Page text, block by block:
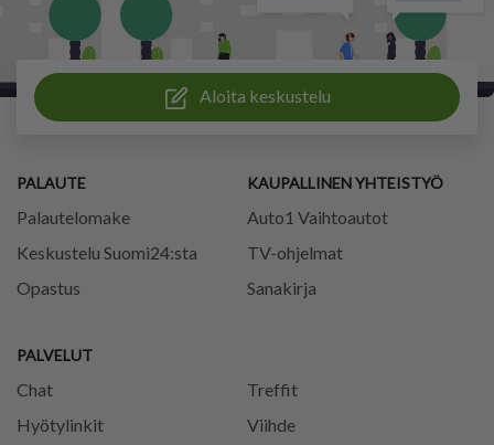
Aloita keskustelu
PALAUTE
Palautelomake
Keskustelu Suomi24:sta
Opastus
PALVELUT
Chat
Treffit
Hyötylinkit
Viihde
KAUPALLINEN YHTEISTYÖ
Auto1 Vaihtoautot
TV-ohjelmat
Sanakirja